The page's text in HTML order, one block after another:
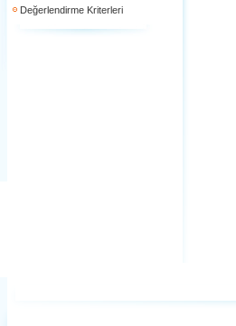
Değerlendirme Kriterleri